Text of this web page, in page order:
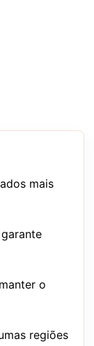
mais
o
regiões